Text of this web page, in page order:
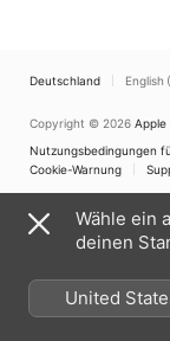
Deutschland English
Copyright © 2026 Apple
Nutzungsbedingungen
Cookie-Warnung
Wähle ein
deinen
United